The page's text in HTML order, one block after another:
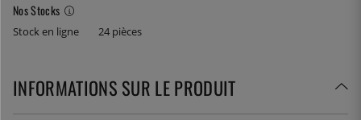
Nos Stocks
Stock en ligne 24 pièces
INFORMATIONS SUR LE PRODUIT